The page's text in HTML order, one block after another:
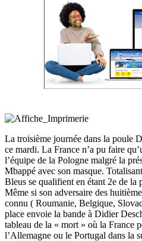
La troisième journée dans la poule
ce mardi. La France n’a pu faire
l’équipe de la Pologne malgré la
Mbappé avec son masque.
Bleus se qualifient en étant 2e de la
Même si son adversaire des
connu ( Roumanie, Belgique,
place envoie la bande à Didier
tableau de la « mort » où la France
l’Allemagne ou le Portugal dans la